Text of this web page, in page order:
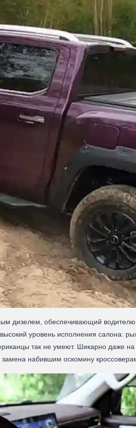
дизелем, обеспечивающий
уровень исполнения салона:
так не умеют. Шикарно даже на
набившим оскомину